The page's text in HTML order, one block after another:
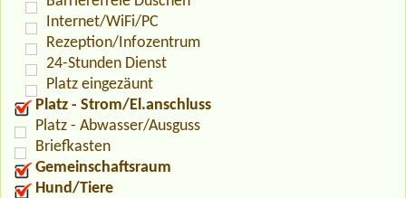
Internet/WiFi/PC
Rezeption/Infozentrum
24-Stunden Dienst
Platz eingezäunt
Platz - Strom/El.anschluss
Platz - Abwasser/Ausguss
Briefkasten
Gemeinschaftsraum
Hund/Tiere